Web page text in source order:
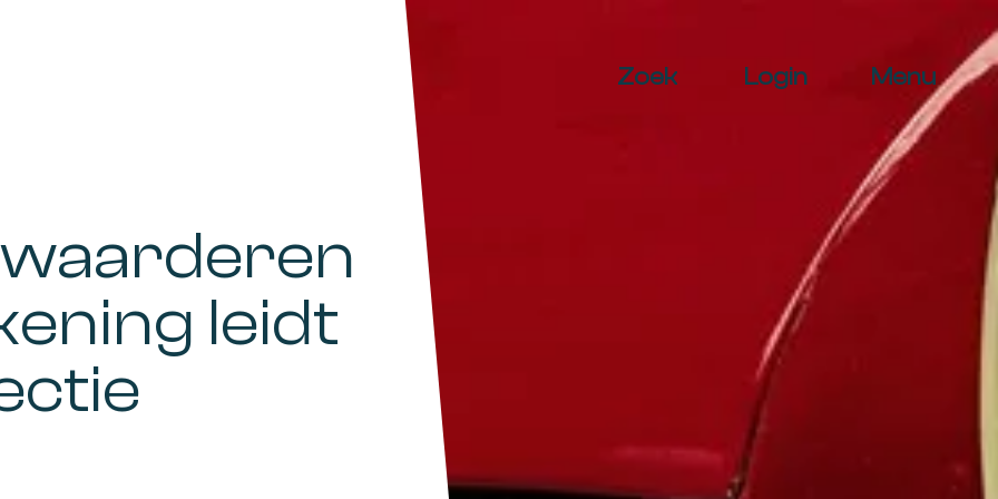
Zoek Login Menu
leidt